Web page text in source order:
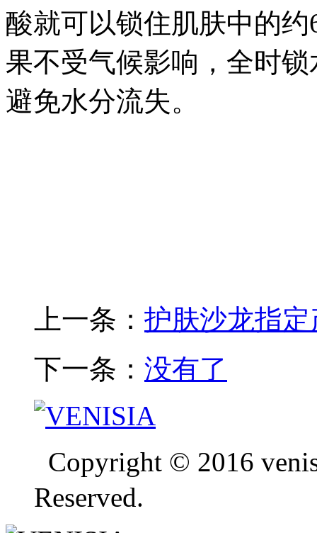
酸就可以锁住肌肤中的
果不受气候影响，全时
避免水分流失。
上一条： 护肤沙龙指定
下一条： 没有了
Copyright © 2016
Reserved.